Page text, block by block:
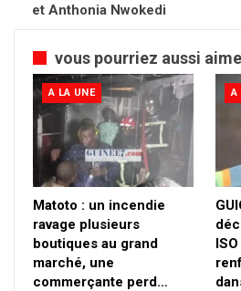
et Anthonia Nwokedi
vous pourriez aussi
A LA UNE
Matoto : un incendie
ravage plusieurs
boutiques au grand
marché, une
commerçante perd…
A